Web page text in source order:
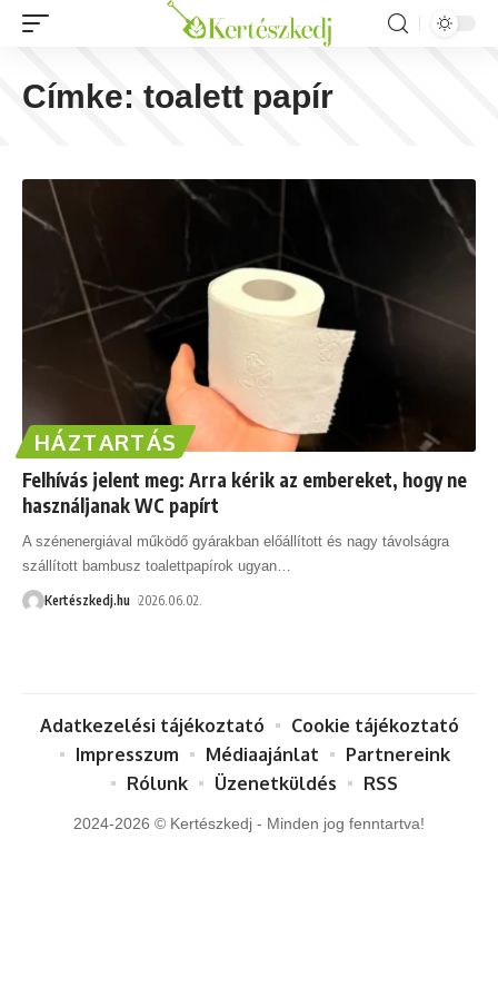
Címke: toalett papír
HÁZTARTÁS
Felhívás jelent meg: Arra kérik az embereket, hogy ne
használjanak WC papírt
A szénenergiával működő gyárakban előállított és nagy távolságra
szállított bambusz toalettpapírok ugyan
Kertészkedj.hu 2026.06.02.
2024-2026 © Kertészkedj - Minden jog fenntartva!
Adatkezelési tájékoztató
Cookie tájékoztató
Impresszum
Médiaajánlat
Partnereink
Rólunk
Üzenetküldés RSS